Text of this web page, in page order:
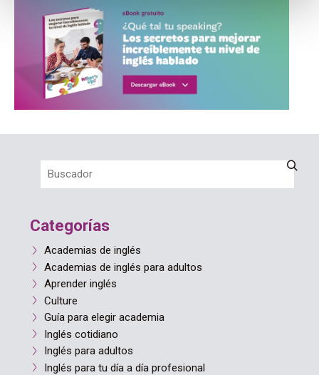
Categorías
Academias de inglés
Academias de inglés para adultos
Aprender inglés
Culture
Guía para elegir academia
Inglés cotidiano
Inglés para adultos
Inglés para tu día a día profesional